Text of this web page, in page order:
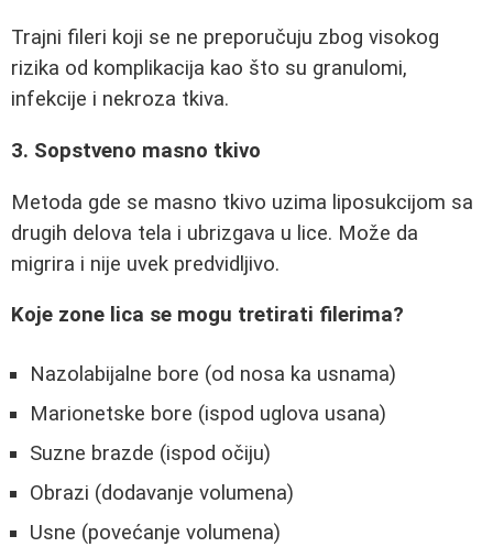
Trajni fileri koji se ne preporučuju zbog visokog
rizika od komplikacija kao što su granulomi,
infekcije i nekroza tkiva.
3. Sopstveno masno tkivo
Metoda gde se masno tkivo uzima liposukcijom sa
drugih delova tela i ubrizgava u lice. Može da
migrira i nije uvek predvidljivo.
Koje zone lica se mogu tretirati filerima?
Nazolabijalne bore (od nosa ka usnama)
Marionetske bore (ispod uglova usana)
Suzne brazde (ispod očiju)
Obrazi (dodavanje volumena)
Usne (povećanje volumena)